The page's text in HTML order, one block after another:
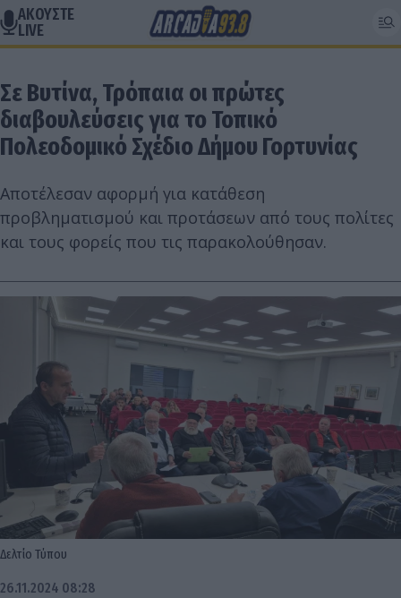
ΑΚΟΥΣΤΕ
LIVE
Σε Βυτίνα, Τρόπαια οι πρώτες
διαβουλεύσεις για το Τοπικό
Πολεοδομικό Σχέδιο Δήμου Γορτυνίας
Αποτέλεσαν αφορμή για κατάθεση
προβληματισμού και προτάσεων από τους πολίτες
και τους φορείς που τις παρακολούθησαν.
Δελτίο Τύπου
26.11.2024 08:28